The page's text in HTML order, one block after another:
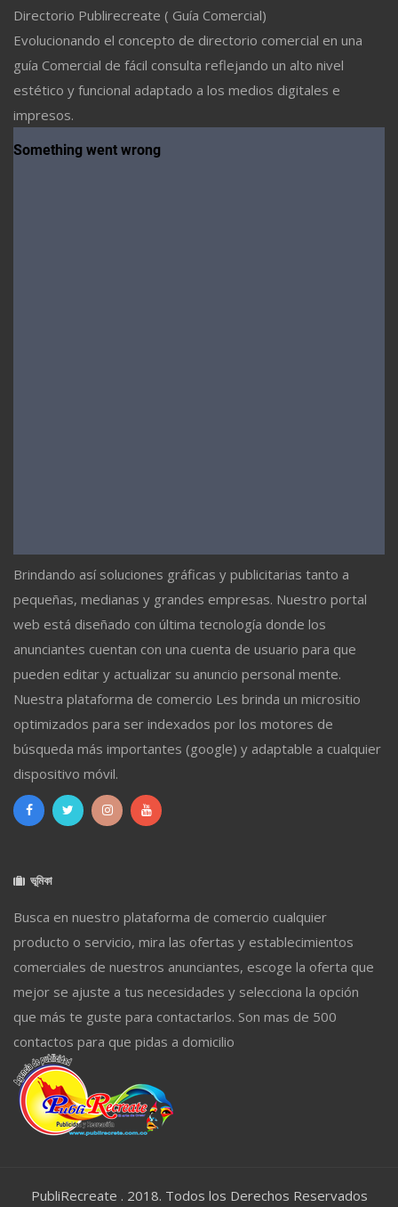
Directorio Publirecreate ( Guía Comercial)
Evolucionando el concepto de directorio comercial en una
guía Comercial de fácil consulta reflejando un alto nivel
estético y funcional adaptado a los medios digitales e
impresos.
Brindando así soluciones gráficas y publicitarias tanto a
pequeñas, medianas y grandes empresas. Nuestro portal
web está diseñado con última tecnología donde los
anunciantes cuentan con una cuenta de usuario para que
pueden editar y actualizar su anuncio personal mente.
Nuestra plataforma de comercio Les brinda un micrositio
optimizados para ser indexados por los motores de
búsqueda más importantes (google) y adaptable a cualquier
dispositivo móvil.
ভূমিকা
Busca en nuestro plataforma de comercio cualquier
producto o servicio, mira las ofertas y establecimientos
comerciales de nuestros anunciantes, escoge la oferta que
mejor se ajuste a tus necesidades y selecciona la opción
que más te guste para contactarlos. Son mas de 500
contactos para que pidas a domicilio
PubliRecreate . 2018. Todos los Derechos Reservados